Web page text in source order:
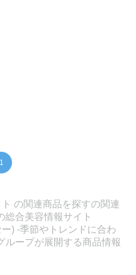
1
の関連商品を探すの関連
総合美容情報サイト
) -季節やトレンドに合わ
ループが展開する商品情報